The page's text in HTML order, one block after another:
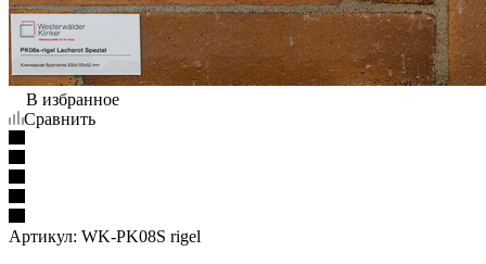
В избранное
Сравнить
Артикул: WK-PK08S rigel